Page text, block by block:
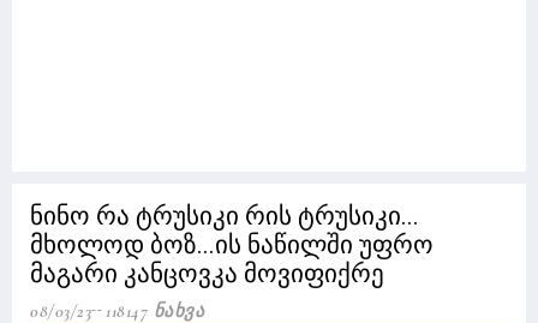
ნინო რა ტრუსიკი რის ტრუსიკი...
მხოლოდ ბოზ...ის ნაწილში უფრო
მაგარი კანცოვკა მოვიფიქრე
08/03/23 118147 Ნახვა